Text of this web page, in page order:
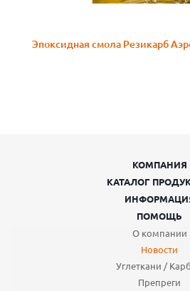
Эпоксидная смола Резикарб
КОМПАНИЯ
КАТАЛОГ
ПОМОЩЬ
О компании
Новости
Углеткани /
Препреги